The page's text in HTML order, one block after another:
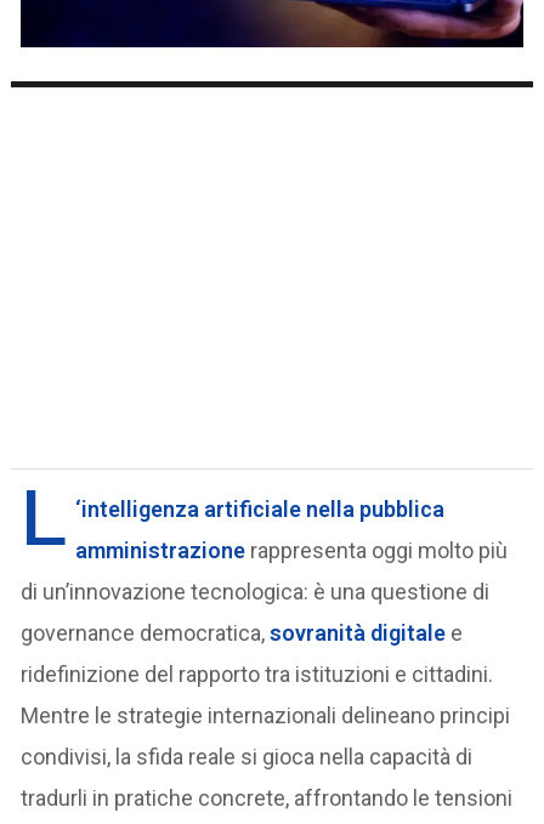
L ‘intelligenza artificiale nella pubblica
amministrazione rappresenta oggi molto più
di un’innovazione tecnologica: è una questione di
governance democratica,sovranità digitale e
ridefinizione del rapporto tra istituzioni e cittadini.
Mentre le strategie internazionali delineano principi
condivisi, la sfida reale si gioca nella capacità di
tradurli in pratiche concrete, affrontando le tensioni